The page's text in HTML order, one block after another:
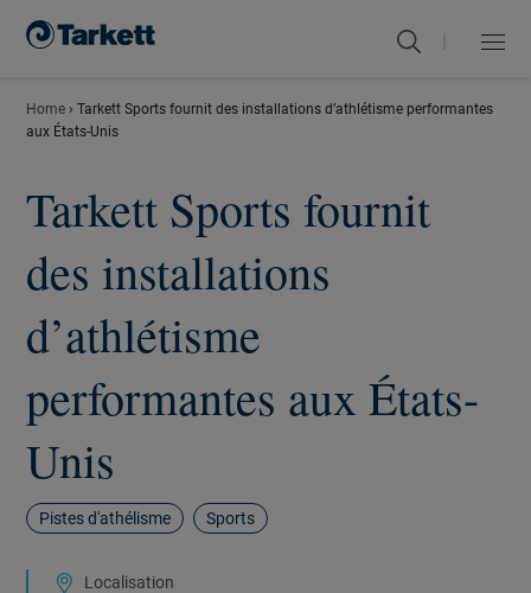
Menu
Fermer
Home › Tarkett Sports fournit des installations d’athlétisme performantes
aux États-Unis
Tarkett Sports fournit
des installations
d’athlétisme
performantes aux États-
Unis
Pistes d'athélisme Sports
Localisation